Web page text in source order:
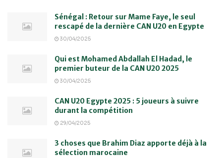
Sénégal : Retour sur Mame Faye, le seul
rescapé de la dernière CAN U20 en Egypte
30/04/2025
Qui est Mohamed Abdallah El Hadad, le
premier buteur de la CAN U20 2025
30/04/2025
CAN U20 Egypte 2025 : 5 joueurs à suivre
durant la compétition
29/04/2025
3 choses que Brahim Diaz apporte déjà à la
sélection marocaine